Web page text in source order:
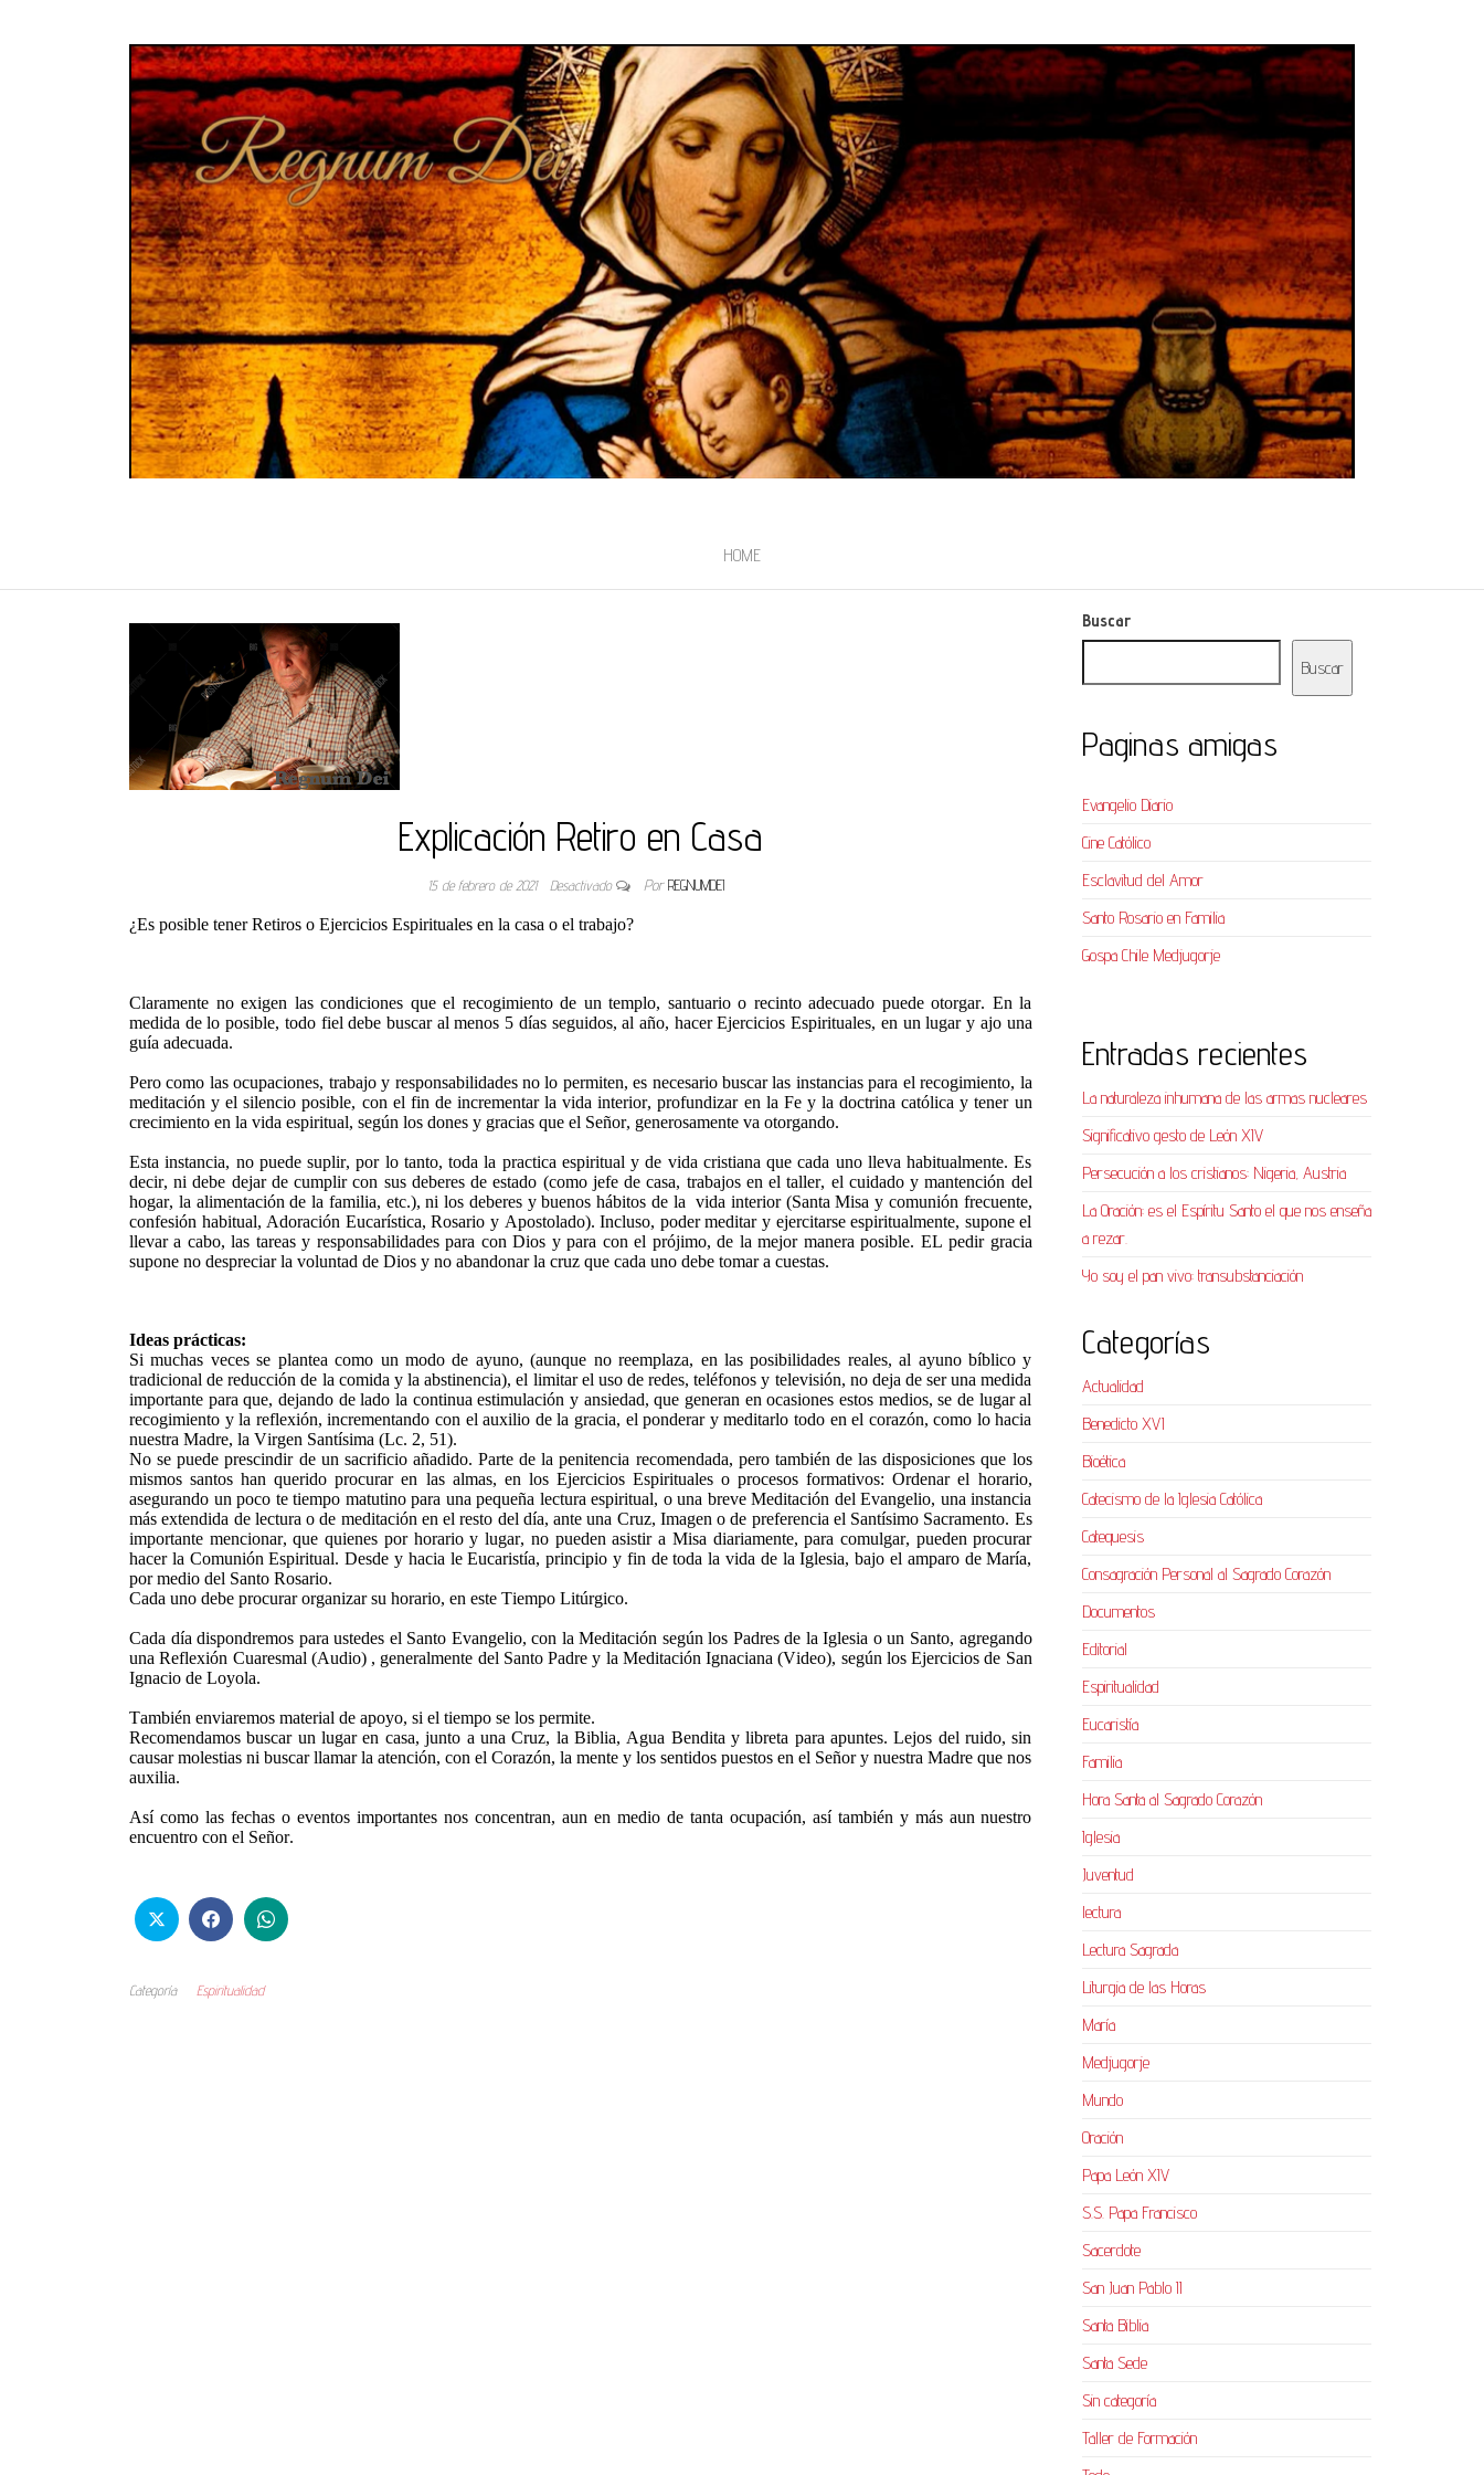
HOME
Explicación Retiro en Casa
15 de febrero de 2021 Desactivado Por REGNUMDEI
¿Es posible tener Retiros o Ejercicios Espirituales en la casa o el trabajo?
Claramente no exigen las condiciones que el recogimiento de un templo, santuario o recinto adecuado puede otorgar. En la
medida de lo posible, todo fiel debe buscar al menos 5 días seguidos, al año, hacer Ejercicios Espirituales, en un lugar y ajo una
guía adecuada.
Pero como las ocupaciones, trabajo y responsabilidades no lo permiten, es necesario buscar las instancias para el recogimiento, la
meditación y el silencio posible, con el fin de incrementar la vida interior, profundizar en la Fe y la doctrina católica y tener un
crecimiento en la vida espiritual, según los dones y gracias que el Señor, generosamente va otorgando.
Esta instancia, no puede suplir, por lo tanto, toda la practica espiritual y de vida cristiana que cada uno lleva habitualmente. Es
decir, ni debe dejar de cumplir con sus deberes de estado (como jefe de casa, trabajos en el taller, el cuidado y mantención del
hogar, la alimentación de la familia, etc.), ni los deberes y buenos hábitos de la vida interior (Santa Misa y comunión frecuente,
confesión habitual, Adoración Eucarística, Rosario y Apostolado). Incluso, poder meditar y ejercitarse espiritualmente, supone el
llevar a cabo, las tareas y responsabilidades para con Dios y para con el prójimo, de la mejor manera posible. EL pedir gracia
supone no despreciar la voluntad de Dios y no abandonar la cruz que cada uno debe tomar a cuestas.
Ideas prácticas:
Si muchas veces se plantea como un modo de ayuno, (aunque no reemplaza, en las posibilidades reales, al ayuno bíblico y
tradicional de reducción de la comida y la abstinencia), el limitar el uso de redes, teléfonos y televisión, no deja de ser una medida
importante para que, dejando de lado la continua estimulación y ansiedad, que generan en ocasiones estos medios, se de lugar al
recogimiento y la reflexión, incrementando con el auxilio de la gracia, el ponderar y meditarlo todo en el corazón, como lo hacia
nuestra Madre, la Virgen Santísima (Lc. 2, 51).
No se puede prescindir de un sacrificio añadido. Parte de la penitencia recomendada, pero también de las disposiciones que los
mismos santos han querido procurar en las almas, en los Ejercicios Espirituales o procesos formativos: Ordenar el horario,
asegurando un poco te tiempo matutino para una pequeña lectura espiritual, o una breve Meditación del Evangelio, una instancia
más extendida de lectura o de meditación en el resto del día, ante una Cruz, Imagen o de preferencia el Santísimo Sacramento. Es
importante mencionar, que quienes por horario y lugar, no pueden asistir a Misa diariamente, para comulgar, pueden procurar
hacer la Comunión Espiritual. Desde y hacia le Eucaristía, principio y fin de toda la vida de la Iglesia, bajo el amparo de María,
por medio del Santo Rosario.
Cada uno debe procurar organizar su horario, en este Tiempo Litúrgico.
Cada día dispondremos para ustedes el Santo Evangelio, con la Meditación según los Padres de la Iglesia o un Santo, agregando
una Reflexión Cuaresmal (Audio) , generalmente del Santo Padre y la Meditación Ignaciana (Video), según los Ejercicios de San
Ignacio de Loyola.
También enviaremos material de apoyo, si el tiempo se los permite.
Recomendamos buscar un lugar en casa, junto a una Cruz, la Biblia, Agua Bendita y libreta para apuntes. Lejos del ruido, sin
causar molestias ni buscar llamar la atención, con el Corazón, la mente y los sentidos puestos en el Señor y nuestra Madre que nos
auxilia.
Así como las fechas o eventos importantes nos concentran, aun en medio de tanta ocupación, así también y más aun nuestro
encuentro con el Señor.
Categoría Espiritualidad
Buscar
Buscar
Paginas amigas
Evangelio Diario
Cine Católico
Esclavitud del Amor
Santo Rosario en Familia
Gospa Chile Medjugorje
Entradas recientes
La naturaleza inhumana de las armas nucleares
Significativo gesto de León XIV
Persecución a los cristianos: Nigeria, Austria
La Oración: es el Espíritu Santo el que nos enseña
a rezar.
Yo soy el pan vivo: transubstanciación
Categorías
Actualidad
Benedicto XVI
Bioética
Catecismo de la Iglesia Católica
Catequesis
Consagración Personal al Sagrado Corazón
Documentos
Editorial
Espiritualidad
Eucaristía
Familia
Hora Santa al Sagrado Corazón
Iglesia
Juventud
lectura
Lectura Sagrada
Liturgia de las Horas
María
Medjugorje
Mundo
Oración
Papa León XIV
S.S. Papa Francisco
Sacerdote
San Juan Pablo II
Santa Biblia
Santa Sede
Sin categoría
Taller de Formación